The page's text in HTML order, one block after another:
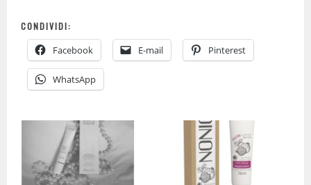
CONDIVIDI:
Facebook E-mail Pinterest
WhatsApp